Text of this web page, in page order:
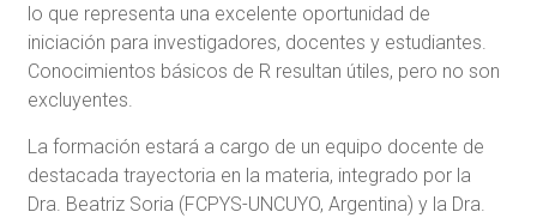
lo que representa una excelente oportunidad de
iniciación para investigadores, docentes y estudiantes.
Conocimientos básicos de R resultan útiles, pero no son
excluyentes.
La formación estará a cargo de un equipo docente de
destacada trayectoria en la materia, integrado por la
Dra. Beatriz Soria (FCPYS-UNCUYO, Argentina) y la Dra.